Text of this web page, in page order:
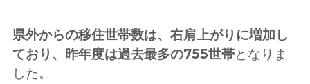
県外からの移住世帯数は、右肩上がりに増加し
ており、昨年度は過去最多の755世帯となりま
した。